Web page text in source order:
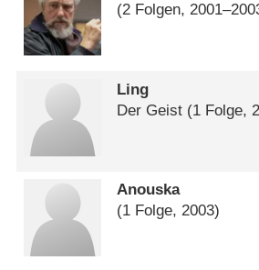
(2 Folgen,
Ling
Der Geist (1 Folge,
Anouska
(1 Folge, 2003)